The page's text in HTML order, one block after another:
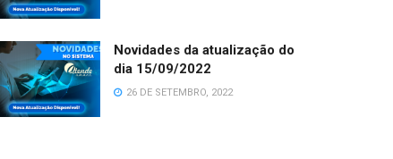
Novidades da atualização do
dia 15/09/2022
26 DE SETEMBRO, 2022